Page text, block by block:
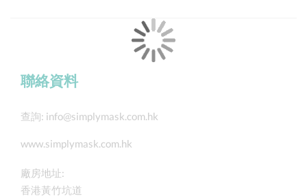
聯絡資料
查詢: info@simplymask.com.hk
www.simplymask.com.hk
廠房地址:
香港黃竹坑道